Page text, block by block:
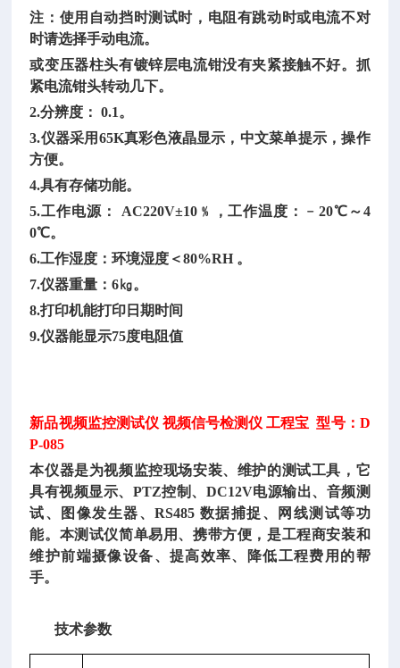
注：使用自动挡时测试时，电阻有跳动时或电流不对
时请选择手动电流。
或变压器柱头有镀锌层电流钳没有夹紧接触不好。抓
紧电流钳头转动几下。
2.分辨度： 0.1。
3.仪器采用65K真彩色液晶显示，中文菜单提示，操作
方便。
4.具有存储功能。
5.工作电源： AC220V±10﹪，工作温度：﹣20℃～4
0℃。
6.工作湿度：环境湿度＜80%RH 。
7.仪器重量：6㎏。
8.打印机能打印日期时间
9.仪器能显示75度电阻值
新品视频监控测试仪 视频信号检测仪 工程宝 型号：D
P-085
本仪器是为视频监控现场安装、维护的测试工具，它
具有视频显示、 PTZ控制、DC12V电源输出、音频测
试、图像发生器、RS485 数据捕捉、网线测试等功
能。本测试仪简单易用、携带方便，是工程商安装和
维护前端摄像设备、提高效率、降低工程费用的帮
手。
技术参数